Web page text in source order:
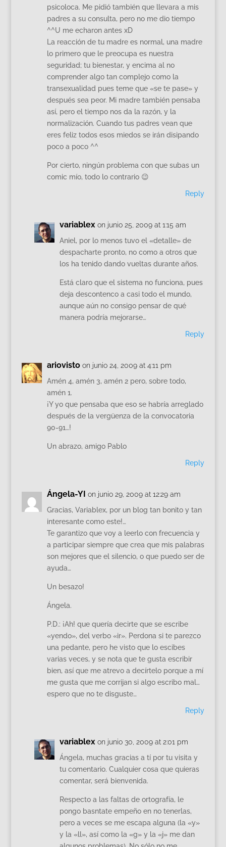
psicoloca. Me pidió también que llevara a mis
padres a su consulta, pero no me dio tiempo
^^U me echaron antes xD
La reacción de tu madre es normal, una madre
lo primero que le preocupa es nuestra
seguridad; tu bienestar, y encima al no
comprender algo tan complejo como la
transexualidad pues teme que «se te pase» y
después sea peor. Mi madre también pensaba
así, pero el tiempo nos da la razón, y la
normalización. Cuando tus padres vean que
eres feliz todos esos miedos se irán disipando
poco a poco ^^
Por cierto, ningún problema con que subas un
comic mío, todo lo contrario 😉
Reply
variablex on junio 25, 2009 at 1:15 am
Aniel, por lo menos tuvo el «detalle» de
despacharte pronto, no como a otros que
los ha tenido dando vueltas durante años.
Está claro que el sistema no funciona, pues
deja descontenco a casi todo el mundo,
aunque aún no consigo pensar de qué
manera podría mejorarse…
Reply
ariovisto on junio 24, 2009 at 4:11 pm
Amén 4, amén 3, amén 2 pero, sobre todo,
amén 1.
¡Y yo que pensaba que eso se habría arreglado
después de la vergüenza de la convocatoria
90-91…!
Un abrazo, amigo Pablo
Reply
Ángela-YI on junio 29, 2009 at 12:29 am
Gracias, Variablex, por un blog tan bonito y tan
interesante como este!…
Te garantizo que voy a leerlo con frecuencia y
a participar siempre que crea que mis palabras
son mejores que el silencio, o que puedo ser de
ayuda…
Un besazo!
Ángela.
P.D.: ¡Ah! que quería decirte que se escribe
«yendo», del verbo «ir». Perdona si te parezco
una pedante, pero he visto que lo escibes
varias veces, y se nota que te gusta escribir
bien, así que me atrevo a decírtelo porque a mí
me gusta que me corrijan si algo escribo mal…
espero que no te disguste…
Reply
variablex on junio 30, 2009 at 2:01 pm
Ángela, muchas gracias a tí por tu visita y
tu comentario. Cualquier cosa que quieras
comentar, será bienvenida.
Respecto a las faltas de ortografía, le
pongo basntate empeño en no tenerlas,
pero a veces se me escapa alguna (la «y»
y la «ll», así como la «g» y la «j» me dan